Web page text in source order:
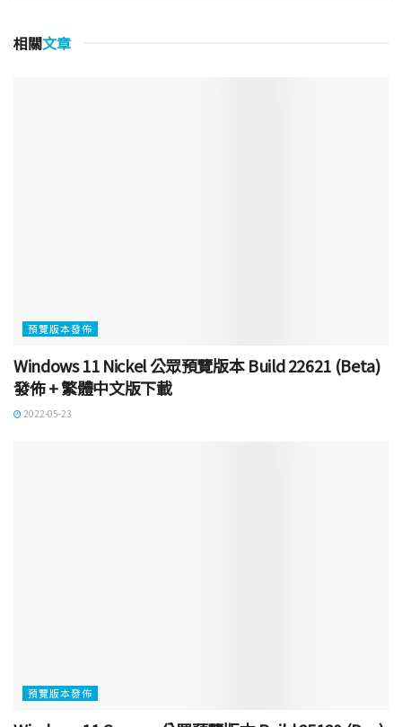
相關文章
預覽版本發佈
Windows 11 Nickel 公眾預覽版本 Build 22621 (Beta)
發佈 + 繁體中文版下載
2022-05-23
預覽版本發佈